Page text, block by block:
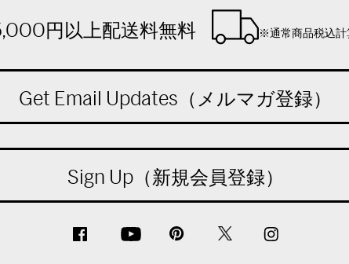
円以上配送料無料 ※通常商品税込計
Get Email Updates（メルマガ登録）
Sign Up（新規会員登録）